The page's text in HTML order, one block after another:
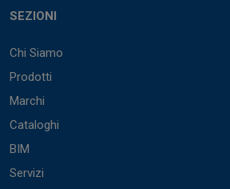
SEZIONI
Chi Siamo
Prodotti
Marchi
Cataloghi
BIM
Servizi